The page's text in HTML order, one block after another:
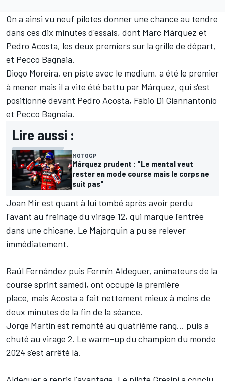
On a ainsi vu neuf pilotes donner une chance au tendre
dans ces dix minutes d'essais, dont Marc Márquez et
Pedro Acosta, les deux premiers sur la grille de départ,
et Pecco Bagnaia.
Diogo Moreira, en piste avec le medium, a été le premier
à mener mais il a vite été battu par Márquez, qui s'est
positionné devant Pedro Acosta, Fabio Di Giannantonio
et Pecco Bagnaia.
Lire aussi :
MOTOGP
Márquez prudent : "Le mental veut
rester en mode course mais le corps ne
suit pas"
Joan Mir est quant à lui tombé après avoir perdu
l'avant au freinage du virage 12, qui marque l'entrée
dans une chicane. Le Majorquin a pu se relever
immédiatement.
Raúl Fernández puis Fermín Aldeguer, animateurs de la
course sprint samedi, ont occupé la première
place, mais Acosta a fait nettement mieux à moins de
deux minutes de la fin de la séance.
Jorge Martín est remonté au quatrième rang... puis a
chuté au virage 2. Le warm-up du champion du monde
2024 s'est arrêté là.